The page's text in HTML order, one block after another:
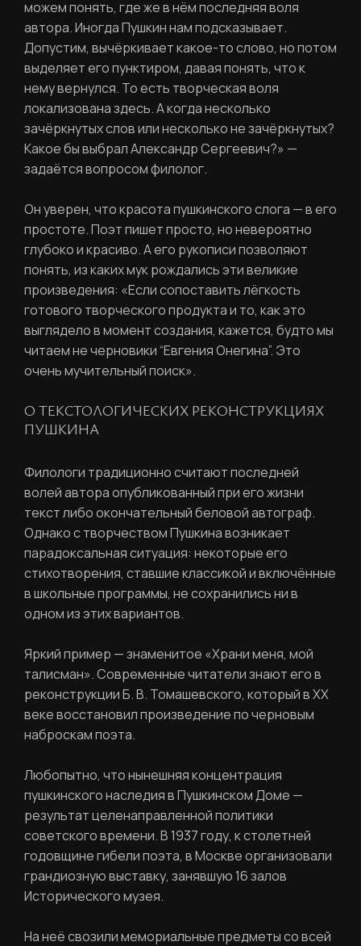
можем понять, где же в нём последняя воля
автора. Иногда Пушкин нам подсказывает.
Допустим, вычёркивает какое-то слово, но потом
выделяет его пунктиром, давая понять, что к
нему вернулся. То есть творческая воля
локализована здесь. А когда несколько
зачёркнутых слов или несколько не зачёркнутых?
Какое бы выбрал Александр Сергеевич?» —
задаётся вопросом филолог.
Он уверен, что красота пушкинского слога — в его
простоте. Поэт пишет просто, но невероятно
глубоко и красиво. А его рукописи позволяют
понять, из каких мук рождались эти великие
произведения: «Если сопоставить лёгкость
готового творческого продукта и то, как это
выглядело в момент создания, кажется, будто мы
читаем не черновики “Евгения Онегина”. Это
очень мучительный поиск».
О ТЕКСТОЛОГИЧЕСКИХ РЕКОНСТРУКЦИЯХ
ПУШКИНА
Филологи традиционно считают последней
волей автора опубликованный при его жизни
текст либо окончательный беловой автограф.
Однако с творчеством Пушкина возникает
парадоксальная ситуация: некоторые его
стихотворения, ставшие классикой и включённые
в школьные программы, не сохранились ни в
одном из этих вариантов.
Яркий пример — знаменитое «Храни меня, мой
талисман». Современные читатели знают его в
реконструкции Б. В. Томашевского, который в XX
веке восстановил произведение по черновым
наброскам поэта.
Любопытно, что нынешняя концентрация
пушкинского наследия в Пушкинском Доме —
результат целенаправленной политики
советского времени. В 1937 году, к столетней
годовщине гибели поэта, в Москве организовали
грандиозную выставку, занявшую 16 залов
Исторического музея.
На неё свозили мемориальные предметы со всей
ЛИЧНЫЙ КАБИНЕТ
Пароль
Войти
Забыли пароль?
Регистрация
Ваше имя
Фамилия
Ваш email
Задайте пароль
Повторите пароль
Нажимая кнопку «Отправить», вы
соглашаетесь справилами обработки
персональных данных
Отправить
Вход в личный кабинет
ВОССТАНОВИТЬ ПАРОЛЬ
Отправить